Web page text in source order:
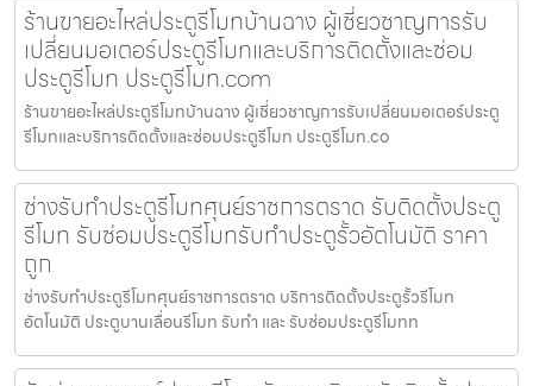
ร้านขายอะไหล่ประตูรีโมทบ้านฉาง ผู้เชี่ยวชาญการรับ
เปลี่ยนมอเตอร์ประตูรีโมทและบริการติดตั้งและซ่อม
ประตูรีโมท ประตูรีโมท.com
ร้านขายอะไหล่ประตูรีโมทบ้านฉาง ผู้เชี่ยวชาญการรับเปลี่ยนมอเตอร์ประตู
รีโมทและบริการติดตั้งและซ่อมประตูรีโมท ประตูรีโมท.co
ช่างรับทำประตูรีโมทศุนย์ราชการตราด รับติดตั้งประตู
รีโมท รับซ่อมประตูรีโมทรับทำประตูรั้วอัตโนมัติ ราคา
ถูก
ช่างรับทำประตูรีโมทศุนย์ราชการตราด บริการติดตั้งประตูรั้วรีโมท
อัตโนมัติ ประตูบานเลื่อนรีโมท รับทำ และ รับซ่อมประตูรีโมทท